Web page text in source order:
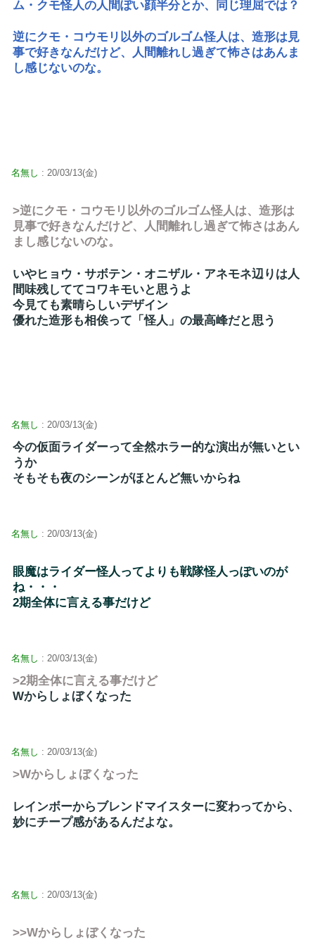
ム・クモ怪人の人間ぽい顔半分とか、同じ理屈では？
逆にクモ・コウモリ以外のゴルゴム怪人は、造形は見
事で好きなんだけど、人間離れし過ぎて怖さはあんま
し感じないのな。
名無し : 20/03/13(金)
>逆にクモ・コウモリ以外のゴルゴム怪人は、造形は
見事で好きなんだけど、人間離れし過ぎて怖さはあん
まし感じないのな。
いやヒョウ・サボテン・オニザル・アネモネ辺りは人
間味残しててコワキモいと思うよ
今見ても素晴らしいデザイン
優れた造形も相俟って「怪人」の最高峰だと思う
名無し : 20/03/13(金)
今の仮面ライダーって全然ホラー的な演出が無いとい
うか
そもそも夜のシーンがほとんど無いからね
名無し : 20/03/13(金)
眼魔はライダー怪人ってよりも戦隊怪人っぽいのが
ね・・・
2期全体に言える事だけど
名無し : 20/03/13(金)
>2期全体に言える事だけど
Wからしょぼくなった
名無し : 20/03/13(金)
>Wからしょぼくなった
レインボーからブレンドマイスターに変わってから、
妙にチープ感があるんだよな。
名無し : 20/03/13(金)
>>Wからしょぼくなった